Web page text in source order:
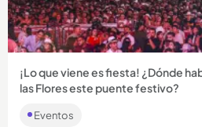
Compartir
¡Lo que viene es fiesta! ¿Dónde
las Flores este puente festivo?
Eventos